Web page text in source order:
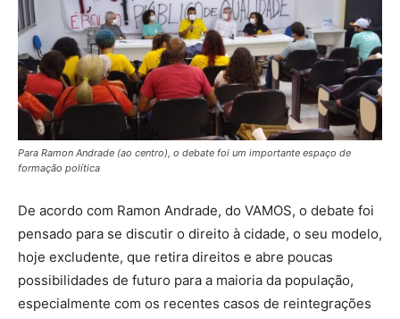
Para Ramon Andrade (ao centro), o debate foi um importante espaço de
formação política
De acordo com Ramon Andrade, do VAMOS, o debate foi
pensado para se discutir o direito à cidade, o seu modelo,
hoje excludente, que retira direitos e abre poucas
possibilidades de futuro para a maioria da população,
especialmente com os recentes casos de reintegrações